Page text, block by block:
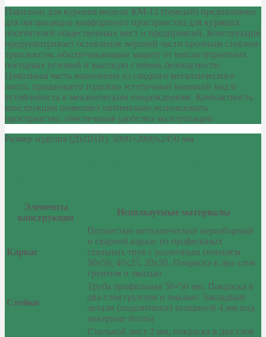
Павильон для курения модели КМ-12 (темный) предназначен
для организации комфортного пространства для курящих
посетителей общественных мест и предприятий. Конструкция
предусматривает остекление верхней части прочным стеклом-
триплексом, обеспечивающим защиту от неблагоприятных
погодных условий и высокую степень безопасности.
Цокольная часть выполнена из гладкого металлического
листа, придающего изделию эстетичный внешний вид и
устойчивость к механическим повреждениям. Компактность
конструкции позволяет оптимально использовать
пространство, обеспечивая удобство эксплуатации.
Размер изделия (ДхШхВ): 5000×2000х2450 мм
Элементы
конструкции
Используемые материалы
Каркас
Полностью металлический неразборный
и сварной каркас из профильных
стальных труб с различным сечением
50х50, 40х25, 20х20. Покраска в два слоя
грунтом и эмалью
Стойки
Труба профильная 50×50 мм. Покраска в
два слоя грунтом и эмалью. Закладные
детали (подпятники) толщиной 4 мм под
анкерные болты
Стальной лист 2 мм, покраска в два слоя